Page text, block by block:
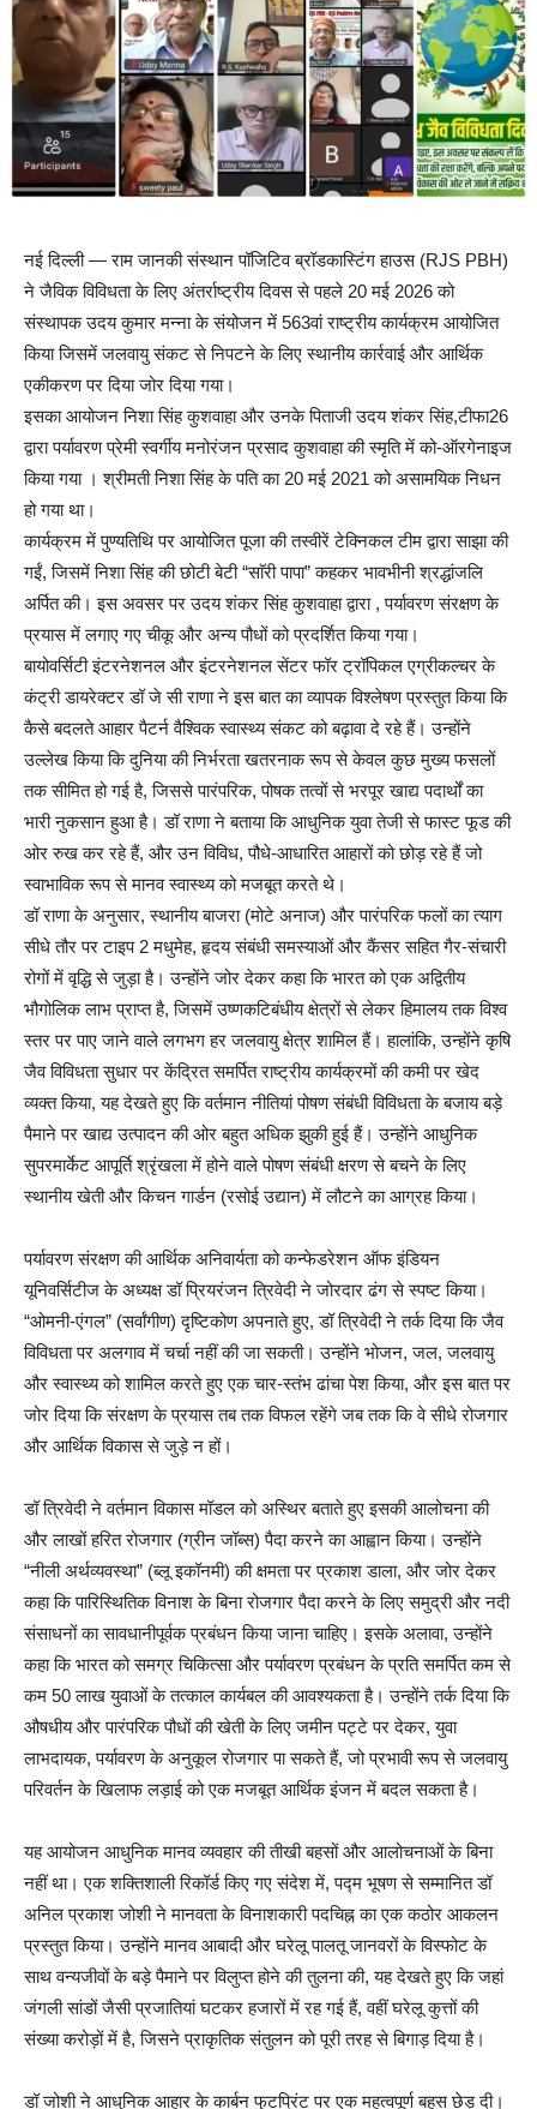
नई दिल्ली — राम जानकी संस्थान पॉजिटिव ब्रॉडकास्टिंग हाउस (RJS PBH)
ने जैविक विविधता के लिए अंतर्राष्ट्रीय दिवस से पहले 20 मई 2026 को
संस्थापक उदय कुमार मन्ना के संयोजन में 563वां राष्ट्रीय कार्यक्रम आयोजित
किया जिसमें जलवायु संकट से निपटने के लिए स्थानीय कार्रवाई और आर्थिक
एकीकरण पर दिया जोर दिया गया।
इसका आयोजन निशा सिंह कुशवाहा और उनके पिताजी उदय शंकर सिंह,टीफा26
द्वारा पर्यावरण प्रेमी स्वर्गीय मनोरंजन प्रसाद कुशवाहा की स्मृति में को-ऑरगेनाइज
किया गया । श्रीमती निशा सिंह के पति का 20 मई 2021 को असामयिक निधन
हो गया था।
कार्यक्रम में पुण्यतिथि पर आयोजित पूजा की तस्वीरें टेक्निकल टीम द्वारा साझा की
गईं, जिसमें निशा सिंह की छोटी बेटी “साॅरी पापा” कहकर भावभीनी श्रद्धांजलि
अर्पित की। इस अवसर पर उदय शंकर सिंह कुशवाहा द्वारा , पर्यावरण संरक्षण के
प्रयास में लगाए गए चीकू और अन्य पौधों को प्रदर्शित किया गया।
बायोवर्सिटी इंटरनेशनल और इंटरनेशनल सेंटर फॉर ट्रॉपिकल एग्रीकल्चर के
कंट्री डायरेक्टर डॉ जे सी राणा ने इस बात का व्यापक विश्लेषण प्रस्तुत किया कि
कैसे बदलते आहार पैटर्न वैश्विक स्वास्थ्य संकट को बढ़ावा दे रहे हैं। उन्होंने
उल्लेख किया कि दुनिया की निर्भरता खतरनाक रूप से केवल कुछ मुख्य फसलों
तक सीमित हो गई है, जिससे पारंपरिक, पोषक तत्वों से भरपूर खाद्य पदार्थों का
भारी नुकसान हुआ है। डॉ राणा ने बताया कि आधुनिक युवा तेजी से फास्ट फूड की
ओर रुख कर रहे हैं, और उन विविध, पौधे-आधारित आहारों को छोड़ रहे हैं जो
स्वाभाविक रूप से मानव स्वास्थ्य को मजबूत करते थे।
डॉ राणा के अनुसार, स्थानीय बाजरा (मोटे अनाज) और पारंपरिक फलों का त्याग
सीधे तौर पर टाइप 2 मधुमेह, हृदय संबंधी समस्याओं और कैंसर सहित गैर-संचारी
रोगों में वृद्धि से जुड़ा है। उन्होंने जोर देकर कहा कि भारत को एक अद्वितीय
भौगोलिक लाभ प्राप्त है, जिसमें उष्णकटिबंधीय क्षेत्रों से लेकर हिमालय तक विश्व
स्तर पर पाए जाने वाले लगभग हर जलवायु क्षेत्र शामिल हैं। हालांकि, उन्होंने कृषि
जैव विविधता सुधार पर केंद्रित समर्पित राष्ट्रीय कार्यक्रमों की कमी पर खेद
व्यक्त किया, यह देखते हुए कि वर्तमान नीतियां पोषण संबंधी विविधता के बजाय बड़े
पैमाने पर खाद्य उत्पादन की ओर बहुत अधिक झुकी हुई हैं। उन्होंने आधुनिक
सुपरमार्केट आपूर्ति श्रृंखला में होने वाले पोषण संबंधी क्षरण से बचने के लिए
स्थानीय खेती और किचन गार्डन (रसोई उद्यान) में लौटने का आग्रह किया।
पर्यावरण संरक्षण की आर्थिक अनिवार्यता को कन्फेडरेशन ऑफ इंडियन
यूनिवर्सिटीज के अध्यक्ष डॉ प्रियरंजन त्रिवेदी ने जोरदार ढंग से स्पष्ट किया।
“ओमनी-एंगल” (सर्वांगीण) दृष्टिकोण अपनाते हुए, डॉ त्रिवेदी ने तर्क दिया कि जैव
विविधता पर अलगाव में चर्चा नहीं की जा सकती। उन्होंने भोजन, जल, जलवायु
और स्वास्थ्य को शामिल करते हुए एक चार-स्तंभ ढांचा पेश किया, और इस बात पर
जोर दिया कि संरक्षण के प्रयास तब तक विफल रहेंगे जब तक कि वे सीधे रोजगार
और आर्थिक विकास से जुड़े न हों।
डॉ त्रिवेदी ने वर्तमान विकास मॉडल को अस्थिर बताते हुए इसकी आलोचना की
और लाखों हरित रोजगार (ग्रीन जॉब्स) पैदा करने का आह्वान किया। उन्होंने
“नीली अर्थव्यवस्था” (ब्लू इकॉनमी) की क्षमता पर प्रकाश डाला, और जोर देकर
कहा कि पारिस्थितिक विनाश के बिना रोजगार पैदा करने के लिए समुद्री और नदी
संसाधनों का सावधानीपूर्वक प्रबंधन किया जाना चाहिए। इसके अलावा, उन्होंने
कहा कि भारत को समग्र चिकित्सा और पर्यावरण प्रबंधन के प्रति समर्पित कम से
कम 50 लाख युवाओं के तत्काल कार्यबल की आवश्यकता है। उन्होंने तर्क दिया कि
औषधीय और पारंपरिक पौधों की खेती के लिए जमीन पट्टे पर देकर, युवा
लाभदायक, पर्यावरण के अनुकूल रोजगार पा सकते हैं, जो प्रभावी रूप से जलवायु
परिवर्तन के खिलाफ लड़ाई को एक मजबूत आर्थिक इंजन में बदल सकता है।
यह आयोजन आधुनिक मानव व्यवहार की तीखी बहसों और आलोचनाओं के बिना
नहीं था। एक शक्तिशाली रिकॉर्ड किए गए संदेश में, पद्म भूषण से सम्मानित डॉ
अनिल प्रकाश जोशी ने मानवता के विनाशकारी पदचिह्न का एक कठोर आकलन
प्रस्तुत किया। उन्होंने मानव आबादी और घरेलू पालतू जानवरों के विस्फोट के
साथ वन्यजीवों के बड़े पैमाने पर विलुप्त होने की तुलना की, यह देखते हुए कि जहां
जंगली सांडों जैसी प्रजातियां घटकर हजारों में रह गई हैं, वहीं घरेलू कुत्तों की
संख्या करोड़ों में है, जिसने प्राकृतिक संतुलन को पूरी तरह से बिगाड़ दिया है।
डॉ जोशी ने आधुनिक आहार के कार्बन फुटप्रिंट पर एक महत्वपूर्ण बहस छेड़ दी।